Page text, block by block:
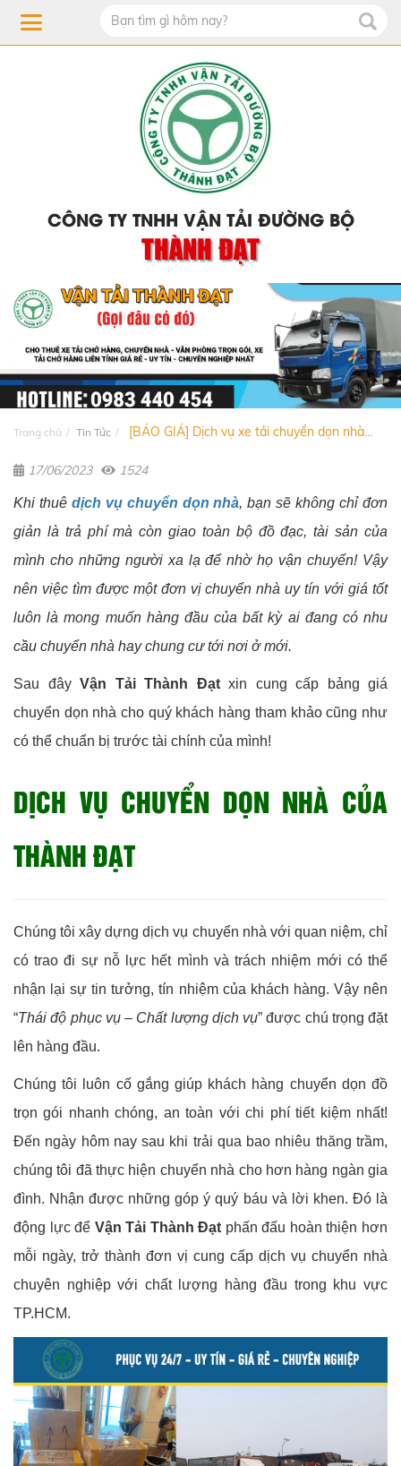
CÔNG TY TNHH VẬN TẢI ĐƯỜNG BỘ
THÀNH ĐẠT
Trang chủ Tin Tức [BÁO GIÁ] Dịch vụ xe tải chuyển dọn nhà...
17/06/2023 1524
Khi thuê dịch vụ chuyển dọn nhà, bạn sẽ không chỉ đơn
giản là trả phí mà còn giao toàn bộ đồ đạc, tài sản của
mình cho những người xa lạ để nhờ họ vận chuyển! Vậy
nên việc tìm được một đơn vị chuyển nhà uy tín với giá tốt
luôn là mong muốn hàng đầu của bất kỳ ai đang có nhu
cầu chuyển nhà hay chung cư tới nơi ở mới.
Sau đây Vận Tải Thành Đạtxin cung cấp bảng giá
chuyển dọn nhà cho quý khách hàng tham khảo cũng như
có thể chuẩn bị trước tài chính của mình!
DỊCH VỤ CHUYỂN DỌN NHÀ CỦA
THÀNH ĐẠT
Chúng tôi xây dựng dịch vụ chuyển nhà với quan niệm, chỉ
có trao đi sự nỗ lực hết mình và trách nhiệm mới có thể
nhận lại sự tin tưởng, tín nhiệm của khách hàng. Vậy nên
“Thái độ phục vụ – Chất lượng dịch vụ” được chú trọng đặt
lên hàng đầu.
Chúng tôi luôn cố gắng giúp khách hàng chuyển dọn đồ
trọn gói nhanh chóng, an toàn với chi phí tiết kiệm nhất!
Đến ngày hôm nay sau khi trải qua bao nhiêu thăng trầm,
chúng tôi đã thực hiện chuyển nhà cho hơn hàng ngàn gia
đình. Nhận được những góp ý quý báu và lời khen. Đó là
động lực để Vận Tải Thành Đạt phấn đấu hoàn thiện hơn
mỗi ngày, trở thành đơn vị cung cấp dịch vụ chuyển nhà
chuyên nghiệp với chất lượng hàng đầu trong khu vực
TP.HCM.